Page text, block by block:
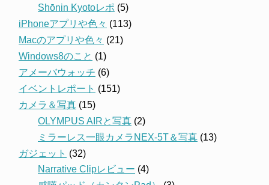
Shōnin Kyotoレポ (5)
iPhoneアプリや色々 (113)
Macのアプリや色々 (21)
Windows8のこと (1)
アメーバウォッチ (6)
イベントレポート (151)
カメラ＆写真 (15)
OLYMPUS AIRと写真 (2)
ミラーレス一眼カメラNEX-5T＆写真 (13)
ガジェット (32)
Narrative Clipレビュー (4)